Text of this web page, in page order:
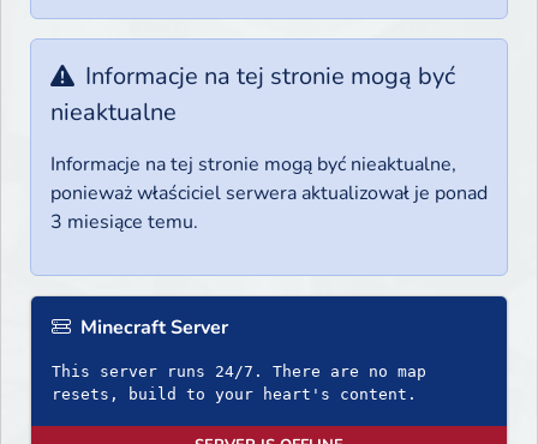
Informacje na tej stronie mogą być
nieaktualne
Informacje na tej stronie mogą być nieaktualne,
ponieważ właściciel serwera aktualizował je ponad
3 miesiące temu.
Minecraft Server
This server runs 24/7. There are no map
resets, build to your heart's content.